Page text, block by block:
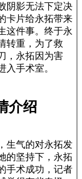
阴影无法下定决
卡片给永拓带来
这件事。终于永
转重，为了救
，永拓因为害
入手术室。
介绍
生气的对永拓发
的坚持下，永拓
手术成功，记者